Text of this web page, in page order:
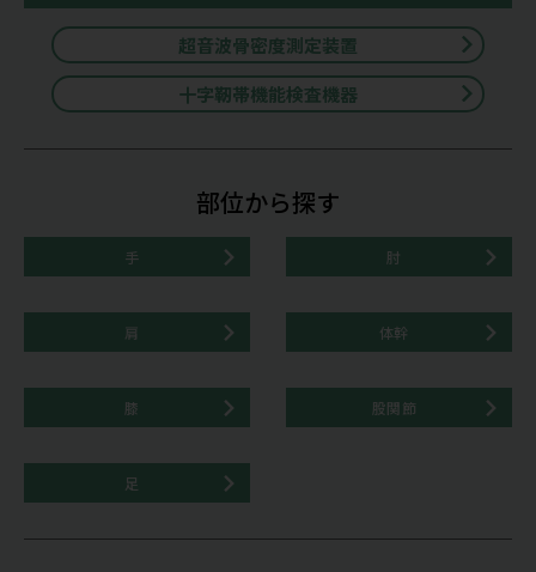
超音波骨密度測定装置
十字靭帯機能検査機器
部位から探す
手 肘
肩 体幹
膝 股関節
足